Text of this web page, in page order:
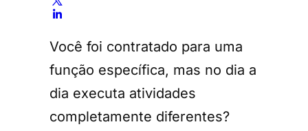
Você foi contratado para uma
função específica, mas no dia a
dia executa atividades
completamente diferentes?